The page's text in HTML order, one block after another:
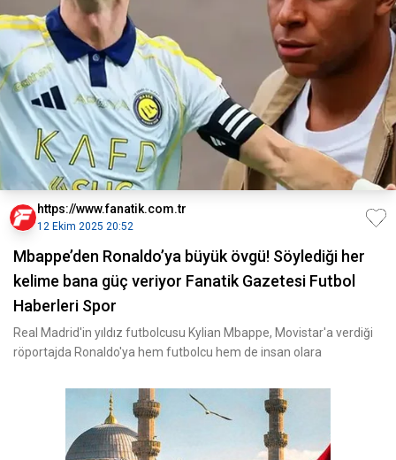
https://www.fanatik.com.tr
12 Ekim 2025 20:52
Mbappe’den Ronaldo’ya büyük övgü! Söylediği her
kelime bana güç veriyor Fanatik Gazetesi Futbol
Haberleri Spor
Real Madrid'in yıldız futbolcusu Kylian Mbappe, Movistar'a verdiği
röportajda Ronaldo'ya hem futbolcu hem de insan olara